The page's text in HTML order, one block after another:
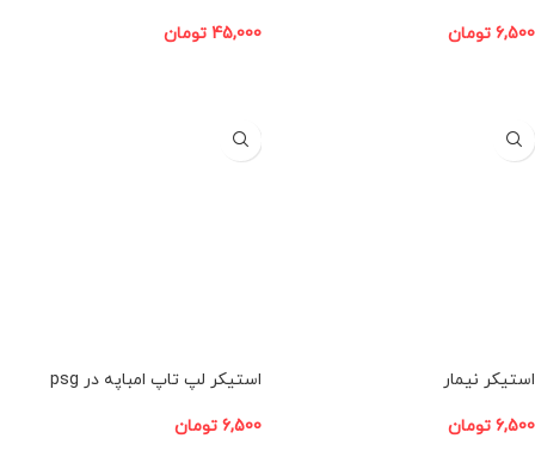
6,500 تومان 45,000 تومان
استیکر نیمار
6,500 تومان
استیکر لپ تاپ امباپه در psg
6,500 تومان